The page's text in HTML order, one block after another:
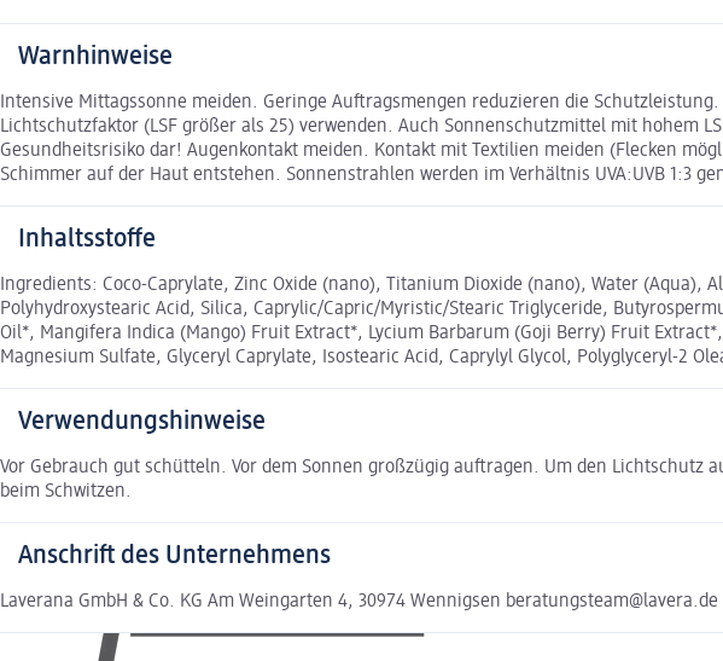
Warnhinweise
Intensive Mittagssonne meiden. Geringe Auftragsmengen reduzieren die
Lichtschutzfaktor (LSF größer als 25) verwenden. Auch Sonnenschutzmittel mit hohem
Gesundheitsrisiko dar! Augenkontakt meiden. Kontakt mit Textilien meiden (Flecken
Schimmer auf der Haut entstehen. Sonnenstrahlen werden im Verhältnis UVA:UVB 1:3
Inhaltsstoffe
Ingredients: Coco-Caprylate, Zinc Oxide (nano), Titanium Dioxide (nano), Water (Aqua),
Polyhydroxystearic Acid, Silica, Caprylic/Capric/Myristic/Stearic Triglyceride,
Oil*, Mangifera Indica (Mango) Fruit Extract*, Lycium Barbarum (Goji Berry) Fruit
Magnesium Sulfate, Glyceryl Caprylate, Isostearic Acid, Caprylyl Glycol, Polyglyceryl-2
Verwendungshinweise
Vor Gebrauch gut schütteln. Vor dem Sonnen großzügig auftragen. Um den
beim Schwitzen.
Anschrift des Unternehmens
Laverana GmbH & Co. KG Am Weingarten 4, 30974 Wennigsen beratungsteam@lavera.de